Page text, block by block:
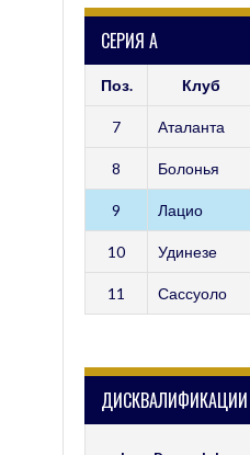
СЕРИЯ А
Поз. Клуб
7 Аталанта
8 Болонья
9 Лацио
10 Удинезе
11 Сассуоло